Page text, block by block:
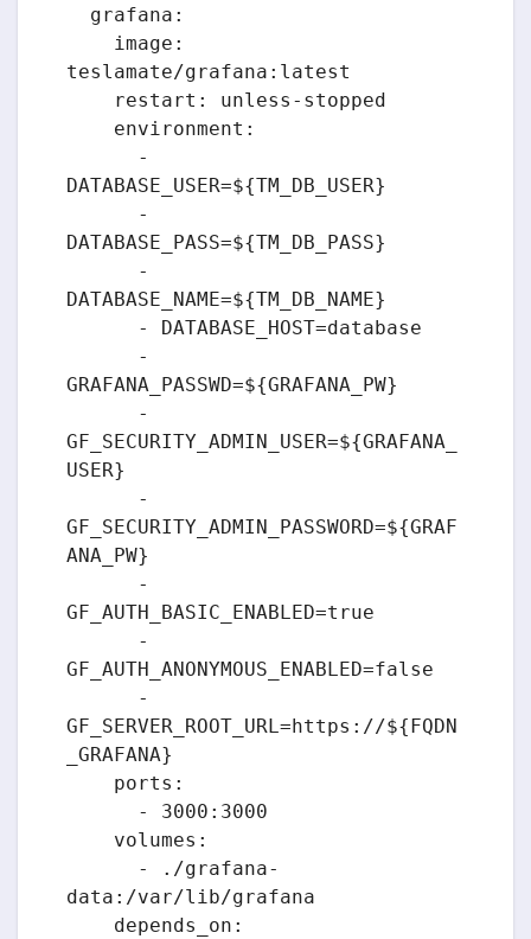
teslamate/grafana:latest
DATABASE_USER=${TM_DB_USER}
DATABASE_PASS=${TM_DB_PASS}
DATABASE_NAME=${TM_DB_NAME}
GRAFANA_PASSWD=${GRAFANA_PW}
GF_SECURITY_ADMIN_USER=${GRAFANA_
USER}
GF_SECURITY_ADMIN_PASSWORD=${GRAF
ANA_PW}
GF_AUTH_BASIC_ENABLED=true
GF_AUTH_ANONYMOUS_ENABLED=false
GF_SERVER_ROOT_URL=https://${FQDN
_GRAFANA}
data:/var/lib/grafana